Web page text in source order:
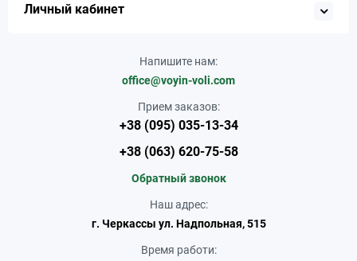
Личный кабинет
Напишите нам:
office@voyin-voli.com
Прием заказов:
+38 (095) 035-13-34
+38 (063) 620-75-58
Обратный звонок
Наш адрес:
г. Черкассы ул. Надпольная, 515
Время работи: